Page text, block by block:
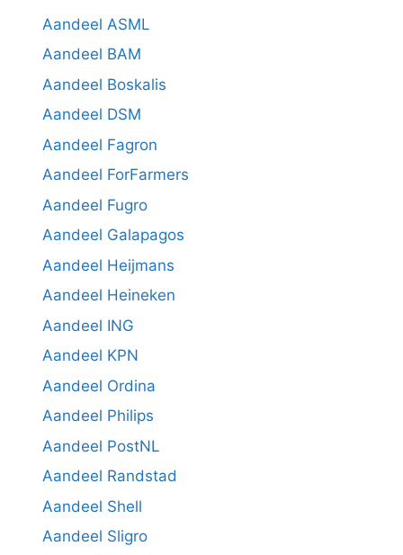
Aandeel ASML
Aandeel BAM
Aandeel Boskalis
Aandeel DSM
Aandeel Fagron
Aandeel ForFarmers
Aandeel Fugro
Aandeel Galapagos
Aandeel Heijmans
Aandeel Heineken
Aandeel ING
Aandeel KPN
Aandeel Ordina
Aandeel Philips
Aandeel PostNL
Aandeel Randstad
Aandeel Shell
Aandeel Sligro